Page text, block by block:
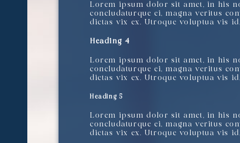
Lorem ipsum dolor sit amet, in his
concludaturque ei, magna veritus
dictas vix ex. Utroque voluptua vis
Heading 4
Lorem ipsum dolor sit amet, in his
concludaturque ei, magna veritus
dictas vix ex. Utroque voluptua vis
Heading 5
Lorem ipsum dolor sit amet, in his
concludaturque ei, magna veritus
dictas vix ex. Utroque voluptua vis